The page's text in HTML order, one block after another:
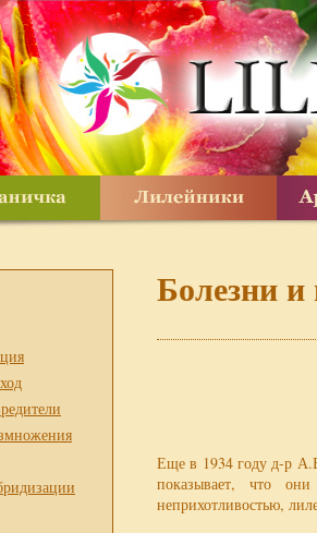
Болезни и
Еще в 1934 году д-р
показывает, что
неприхотливостью,